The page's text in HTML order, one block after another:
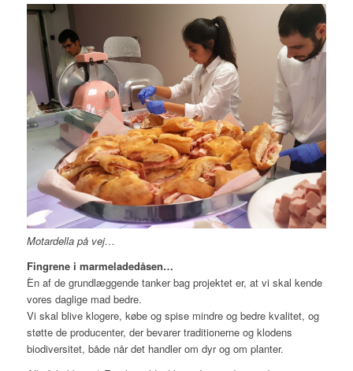
Motardella på vej…
Fingrene i marmeladedåsen…
Èn af de grundlæggende tanker bag projektet er, at vi skal kende
vores daglige mad bedre.
Vi skal blive klogere, købe og spise mindre og bedre kvalitet, og
støtte de producenter, der bevarer traditionerne og klodens
biodiversitet, både når det handler om dyr og om planter.